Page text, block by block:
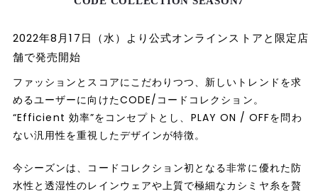
2022年8月17日（水）より公式オンラインストアと限定店
舗で発売開始
ファッションとスコアにこだわりつつ、新しいトレンドを求
めるユーザーに向けたCODE/コードコレクション。
“Efficient 効率”をコンセプトとし、PLAY ON / OFFを問わ
ない汎用性を重視したデザインが特徴。
今シーズンは、コードコレクション初となる非常に優れた防
水性と透湿性のレインウェアや上質で極細なカシミヤ糸を贅